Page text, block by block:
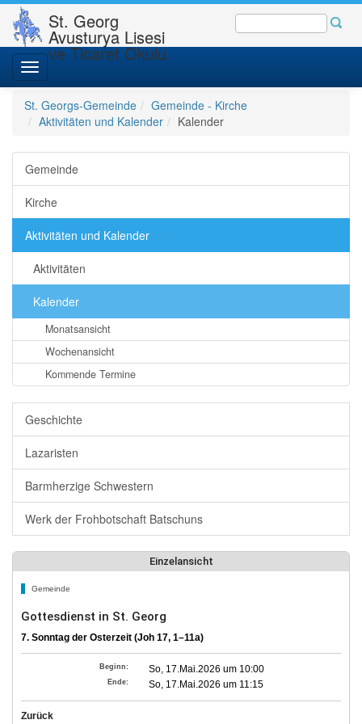
St. Georg
Avusturya Lisesi
ve Ticaret Okulu
Toggle
navigation
St. Georgs-Gemeinde
Gemeinde - Kirche
Aktivitäten und Kalender
Kalender
Gemeinde
Kirche
Aktivitäten und Kalender
Aktivitäten
Kalender
Monatsansicht
Wochenansicht
Kommende Termine
Geschichte
Lazaristen
Barmherzige Schwestern
Werk der Frohbotschaft Batschuns
Einzelansicht
Gemeinde
Gottesdienst in St. Georg
7. Sonntag der Osterzeit (Joh 17, 1–11a)
Beginn: So, 17.Mai.2026 um 10:00
Ende: So, 17.Mai.2026 um 11:15
Zurück